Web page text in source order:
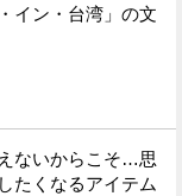
イン・台湾」の文
ないからこそ…思
たくなるアイテム